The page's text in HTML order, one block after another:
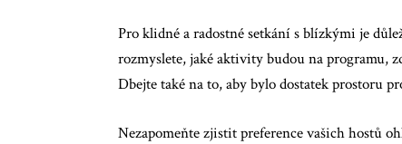
Pro klidné a radostné setkání s blízkými je
rozmyslete, jaké aktivity budou na programu,
Dbejte také na to, aby bylo dostatek prostoru
Nezapomeňte zjistit preference vašich hostů